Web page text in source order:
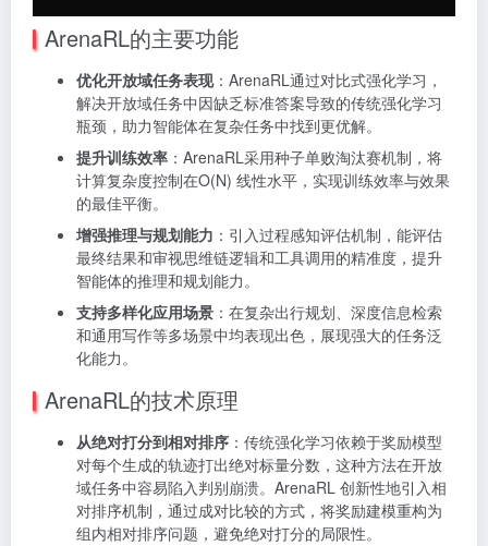
ArenaRL的主要功能
优化开放域任务表现：ArenaRL通过对比式强化学习，
解决开放域任务中因缺乏标准答案导致的传统强化学习
瓶颈，助力智能体在复杂任务中找到更优解。
提升训练效率 ：ArenaRL采用种子单败淘汰赛机制，将
计算复杂度控制在O(N) 线性水平，实现训练效率与效果
的最佳平衡。
增强推理与规划能力 ：引入过程感知评估机制，能评估
最终结果和审视思维链逻辑和工具调用的精准度，提升
智能体的推理和规划能力。
支持多样化应用场景 ：在复杂出行规划、深度信息检索
和通用写作等多场景中均表现出色，展现强大的任务泛
化能力。
ArenaRL的技术原理
从绝对打分到相对排序 ：传统强化学习依赖于奖励模型
对每个生成的轨迹打出绝对标量分数，这种方法在开放
域任务中容易陷入判别崩溃。ArenaRL 创新性地引入相
对排序机制，通过成对比较的方式，将奖励建模重构为
组内相对排序问题，避免绝对打分的局限性。